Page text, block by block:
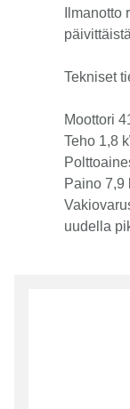
Tekniset
Moottori
Teho 1,8
Paino 7,9
uudella